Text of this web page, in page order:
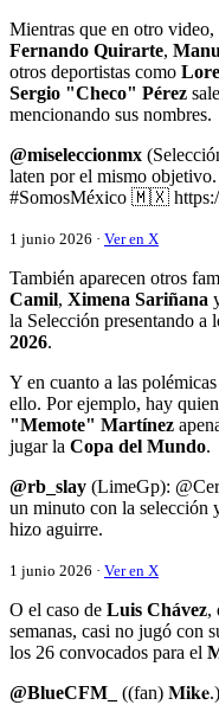
Mientras que en otro
Fernando Quirarte,
otros deportistas como
Sergio "Checo" Pérez
mencionando sus nombres.
@miseleccionmx
laten por el mismo
#SomosMéxico 🇲🇽
1 junio 2026 · Ver en X
También aparecen otros
Camil, Ximena Sariñana
la Selección presentando a
2026.
Y en cuanto a las
ello. Por ejemplo, hay
"Memote" Martínez
jugar la Copa del Mundo.
@rb_slay (LimeGp):
un minuto con la selección
hizo aguirre.
1 junio 2026 · Ver en X
O el caso de Luis Chávez,
semanas, casi no jugó con
los 26 convocados para el
@BlueCFM_
((fan)